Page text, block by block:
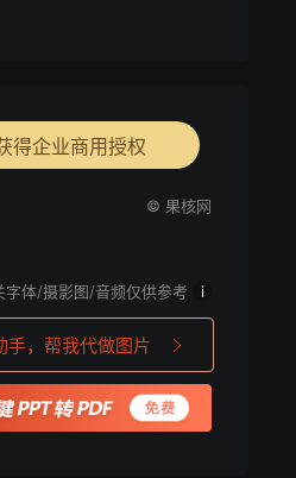
得企业商用授权
© 果核网
字体/摄影图/音频仅供参考 i
手，帮我代做图片